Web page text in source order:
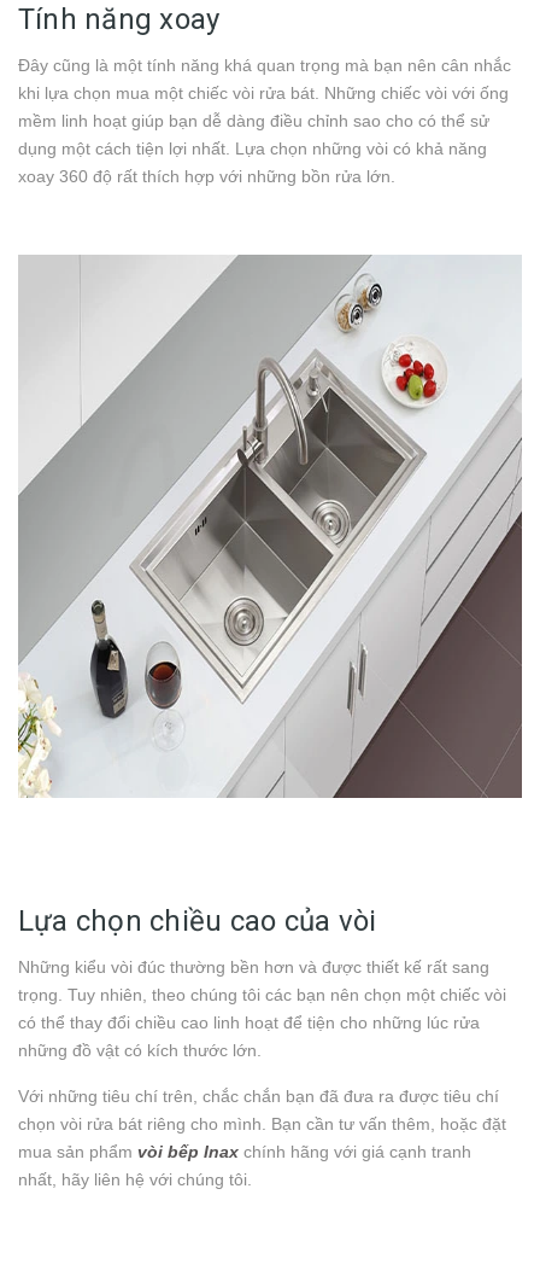
Tính năng xoay
Đây cũng là một tính năng khá quan trọng mà bạn nên cân nhắc
khi lựa chọn mua một chiếc vòi rửa bát. Những chiếc vòi với ống
mềm linh hoạt giúp bạn dễ dàng điều chỉnh sao cho có thể sử
dụng một cách tiện lợi nhất. Lựa chọn những vòi có khả năng
xoay 360 độ rất thích hợp với những bồn rửa lớn.
Lựa chọn chiều cao của vòi
Những kiểu vòi đúc thường bền hơn và được thiết kế rất sang
trọng. Tuy nhiên, theo chúng tôi các bạn nên chọn một chiếc vòi
có thể thay đổi chiều cao linh hoạt để tiện cho những lúc rửa
những đồ vật có kích thước lớn.
Với những tiêu chí trên, chắc chắn bạn đã đưa ra được tiêu chí
chọn vòi rửa bát riêng cho mình. Bạn cần tư vấn thêm, hoặc đặt
mua sản phẩm vòi bếp Inax chính hãng với giá cạnh tranh
nhất, hãy liên hệ với chúng tôi.